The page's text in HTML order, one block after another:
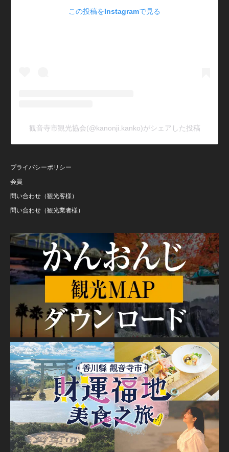
この投稿をInstagramで見る
観音寺市観光協会(@kanonji.kanko)がシェアした投稿
プライバシーポリシー
会員
問い合わせ（観光客様）
問い合わせ（観光業者様）